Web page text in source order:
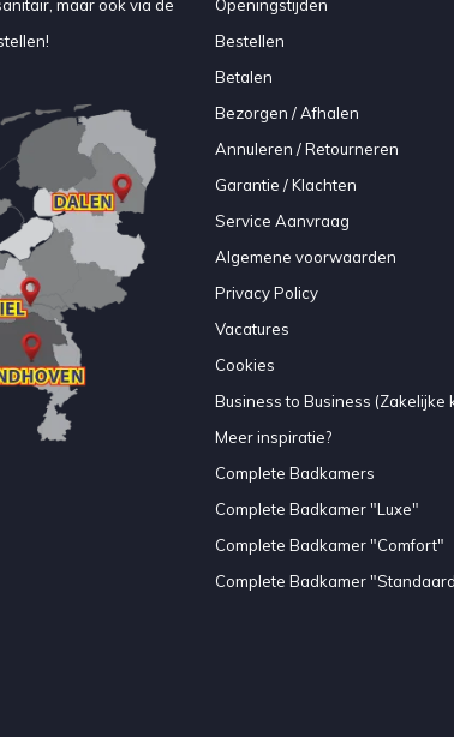
maar ook via de
Openingstijden
Bestellen
Betalen
Bezorgen / Afhalen
Annuleren / Retourneren
Garantie / Klachten
Service Aanvraag
Algemene voorwaarden
Privacy Policy
Vacatures
Cookies
Business to Business (Zakelijke
Meer inspiratie?
Complete Badkamers
Complete Badkamer "Luxe"
Complete Badkamer "Comfort"
Complete Badkamer